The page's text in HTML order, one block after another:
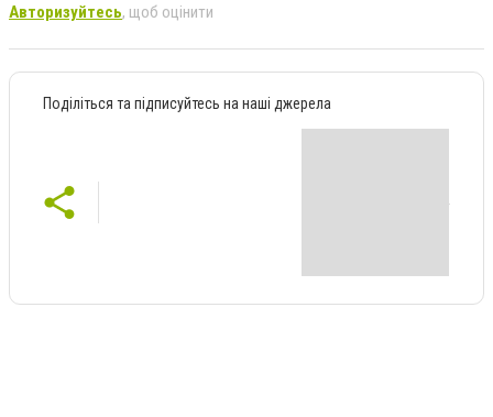
Авторизуйтесь, щоб оцінити
Поділіться та підписуйтесь на наші джерела